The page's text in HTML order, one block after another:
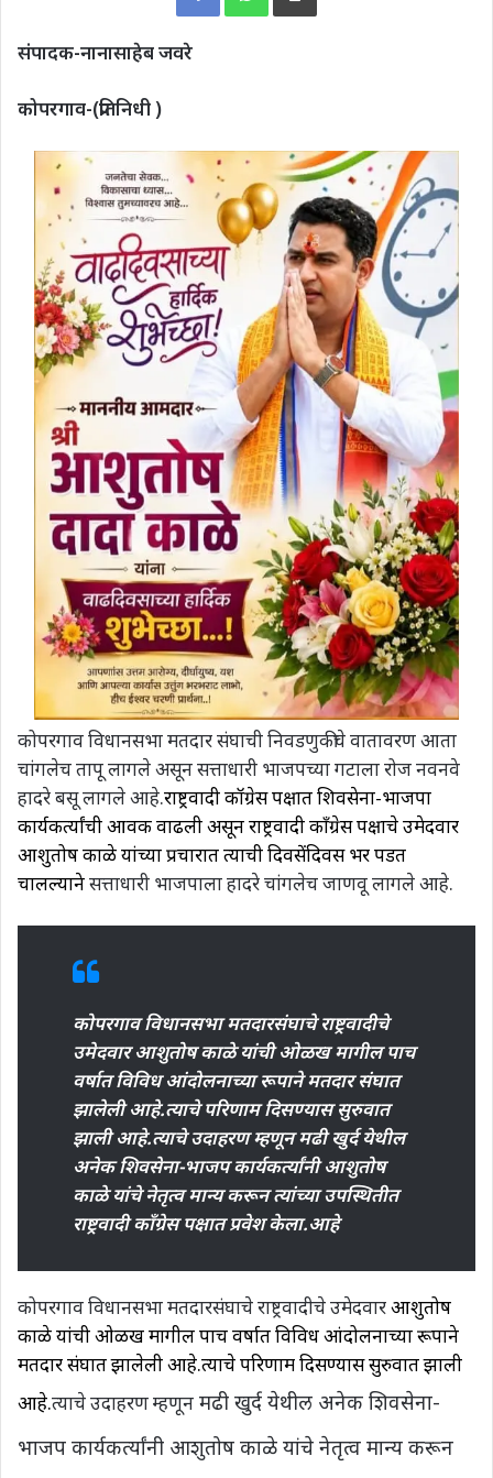
संपादक-नानासाहेब जवरे
कोपरगाव-(प्रतिनिधी )
कोपरगाव विधानसभा मतदार संघाची निवडणुकीचे वातावरण आता
चांगलेच तापू लागले असून सत्ताधारी भाजपच्या गटाला रोज नवनवे
हादरे बसू लागले आहे.राष्ट्रवादी कॉग्रेस पक्षात शिवसेना-भाजपा
कार्यकर्त्यांची आवक वाढली असून राष्ट्रवादी कॉंग्रेस पक्षाचे उमेदवार
आशुतोष काळे यांच्या प्रचारात त्याची दिवसेंदिवस भर पडत
चालल्यानेसत्ताधारी भाजपाला हादरे चांगलेच जाणवू लागले आहे.
कोपरगाव विधानसभा मतदारसंघाचे राष्ट्रवादीचे
उमेदवार आशुतोष काळे यांची ओळख मागील पाच
वर्षात विविध आंदोलनाच्या रूपाने मतदार संघात
झालेली आहे.त्याचे परिणाम दिसण्यास सुरुवात
झाली आहे.त्याचे उदाहरण म्हणून मढी खुर्द येथील
अनेक शिवसेना-भाजप कार्यकर्त्यांनी आशुतोष
काळे यांचे नेतृत्व मान्य करून त्यांच्या उपस्थितीत
राष्ट्रवादी काँग्रेस पक्षात प्रवेश केला.आहे
कोपरगाव विधानसभा मतदारसंघाचे राष्ट्रवादीचे उमेदवारआशुतोष
काळे यांची ओळख मागील पाच वर्षात विविध आंदोलनाच्या रूपाने
मतदार संघात झालेली आहे.त्याचे परिणाम दिसण्यास सुरुवात झाली
आहे.त्याचे उदाहरण म्हणून मढी खुर्द येथील अनेक शिवसेना-
भाजप कार्यकर्त्यांनी आशुतोष काळे यांचे नेतृत्व मान्य करून